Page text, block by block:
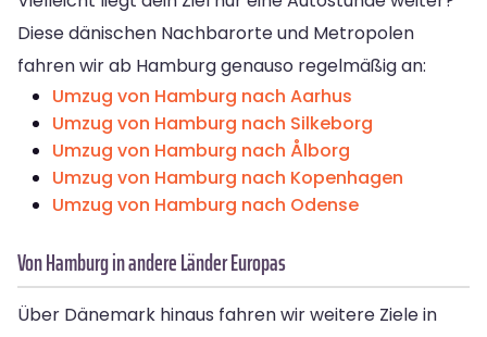
Diese dänischen Nachbarorte und Metropolen
fahren wir ab Hamburg genauso regelmäßig an:
Umzug von Hamburg nach Aarhus
Umzug von Hamburg nach Silkeborg
Umzug von Hamburg nach Ålborg
Umzug von Hamburg nach Kopenhagen
Umzug von Hamburg nach Odense
Von Hamburg in andere Länder Europas
Über Dänemark hinaus fahren wir weitere Ziele in